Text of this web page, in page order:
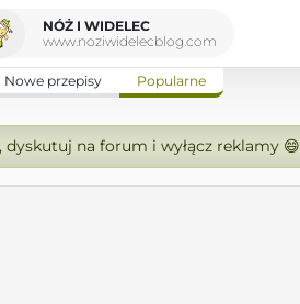
NÓŻ I WIDELEC
www.noziwidelecblog.com
Nowe przepisy Popularne
na forum i wyłącz reklamy 😄